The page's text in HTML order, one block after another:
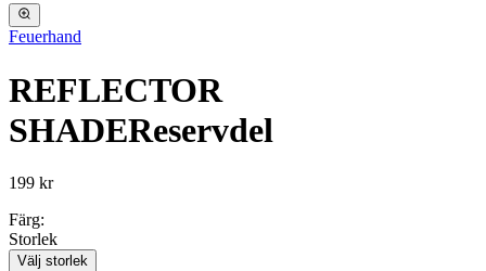
Feuerhand
REFLECTOR
SHADEReservdel
199 kr
Färg:
Storlek
Välj storlek